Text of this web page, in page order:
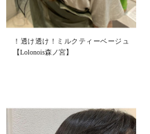
！透け透け！ミルクティーベージュ
【Lolonois森ノ宮】